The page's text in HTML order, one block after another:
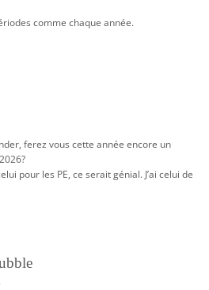
comme chaque année.
ferez vous cette année encore un
pour les PE, ce serait génial. J’ai celui de